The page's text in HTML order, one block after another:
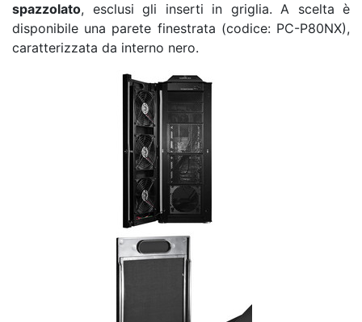
spazzolato, esclusi gli inserti in griglia. A scelta è
disponibile una parete finestrata (codice: PC-P80NX),
caratterizzata da interno nero.